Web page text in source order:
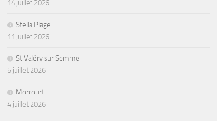
14 juillet 2026
Stella Plage
11 juillet 2026
St Valéry sur Somme
5 juillet 2026
Morcourt
4 juillet 2026